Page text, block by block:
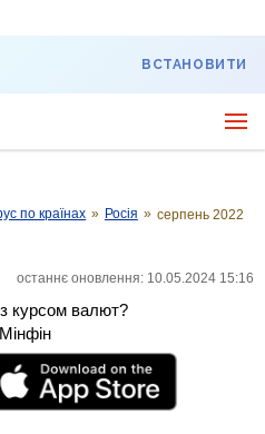
ВСТАНОВИТИ
по країнах » Росія » серпень 2022
останнє оновлення: 10.05.2024 15:16
курсом валют?